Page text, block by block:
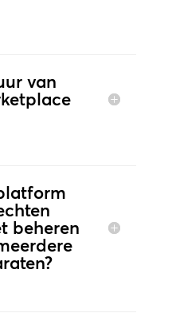
van
beheren